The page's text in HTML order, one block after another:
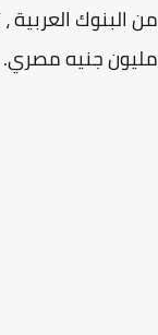
جنيه مصري.